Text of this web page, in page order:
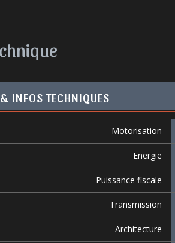
INFOS TECHNIQUES
Motorisation
Energie
Puissance fiscale
Transmission
Architecture